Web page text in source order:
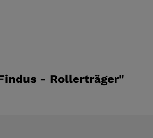
- Rollerträger"